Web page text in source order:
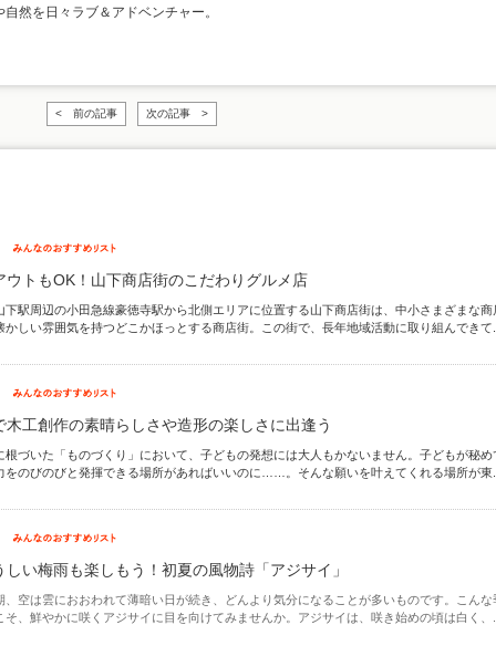
自然を日々ラブ＆アドベンチャー。
< 前の記事 次の記事 >
ウトもOK！山下商店街のこだわりグルメ店
下駅周辺の小田急線豪徳寺駅から北側エリアに位置する山下商店街は、中小さまざまな商
かしい雰囲気を持つどこかほっとする商店街。この街で、長年地域活動に取り組んできて...
木工創作の素晴らしさや造形の楽しさに出逢う
根づいた「ものづくり」において、子どもの発想には大人もかないません。子どもが秘め
をのびのびと発揮できる場所があればいいのに……。そんな願いを叶えてくれる場所が東...
しい梅雨も楽しもう！初夏の風物詩「アジサイ」
、空は雲におおわれて薄暗い日が続き、どんより気分になることが多いものです。こんな
そ、鮮やかに咲くアジサイに目を向けてみませんか。アジサイは、咲き始めの頃は白く、...